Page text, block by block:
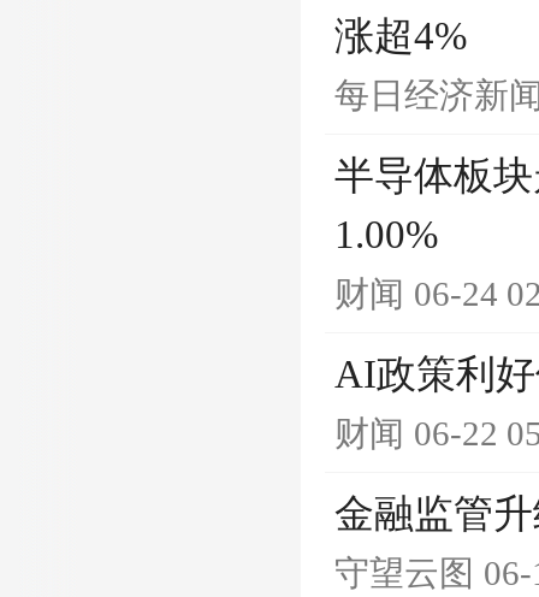
涨超4%
每日经济新
半导体板
1.00%
财闻 06-24
AI政策利
财闻 06-22
金融监管
守望云图